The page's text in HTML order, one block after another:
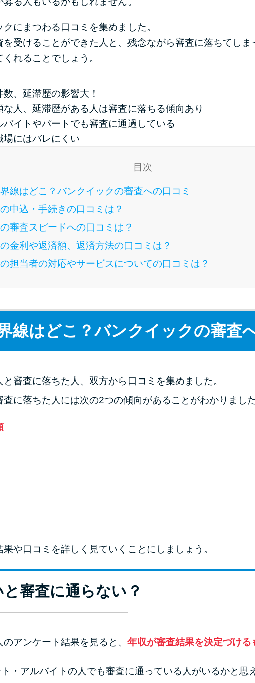
にまつわる口コミを集めました。
受けることができた人と、残念ながら審査に落ちてし
れることでしょう。
、延滞歴の影響大！
人、延滞歴がある人は審査に落ちる傾向あり
イトやパートでも審査に通過している
にはバレにくい
目次
線はどこ？バンクイックの審査への口コミ
申込・手続きの口コミは？
審査スピードへの口コミは？
金利や返済額、返済方法の口コミは？
担当者の対応やサービスについての口コミは？
線はどこ？バンクイックの審査
審査に落ちた人、双方から口コミを集めました。
に落ちた人には次の2つの傾向があることがわかりました
や口コミを詳しく見ていくことにしましょう。
と審査に通らない？
アンケート結果を見ると、 年収が審査結果を決定づけ
・アルバイトの人でも審査に通っている人がいるかと思